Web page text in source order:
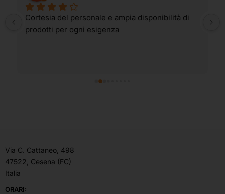
Cortesia del personale e ampia disponibilità di
prodotti per ogni esigenza
Via C. Cattaneo, 498
47522, Cesena (FC)
Italia
ORARI: